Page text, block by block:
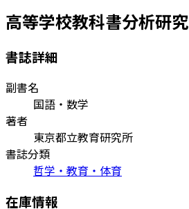
高等学校教科書分析研究
書誌詳細
副書名
国語・数学
著者
東京都立教育研究所
書誌分類
哲学・教育・体育
在庫情報